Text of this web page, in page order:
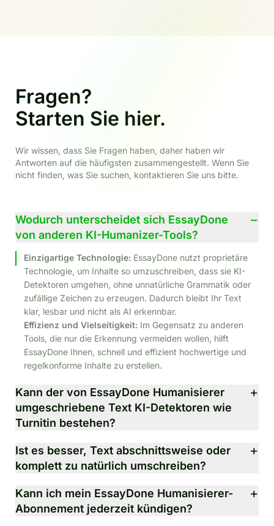
Fragen?
Starten Sie hier.
Wir wissen, dass Sie Fragen haben, daher haben wir
Antworten auf die häufigsten zusammengestellt. Wenn Sie
nicht finden, was Sie suchen, kontaktieren Sie uns bitte.
Wodurch unterscheidet sich EssayDone
von anderen KI-Humanizer-Tools?
−
Einzigartige Technologie: EssayDone nutzt proprietäre
Technologie, um Inhalte so umzuschreiben, dass sie KI-
Detektoren umgehen, ohne unnatürliche Grammatik oder
zufällige Zeichen zu erzeugen. Dadurch bleibt Ihr Text
klar, lesbar und nicht als AI erkennbar.
Effizienz und Vielseitigkeit: Im Gegensatz zu anderen
Tools, die nur die Erkennung vermeiden wollen, hilft
EssayDone Ihnen, schnell und effizient hochwertige und
regelkonforme Inhalte zu erstellen.
Kann der von EssayDone Humanisierer
umgeschriebene Text KI-Detektoren wie
Turnitin bestehen?
+
Ja! Der EssayDone Humanisierer ist darauf optimiert, KI-
Detektoren wie Turnitin, GPTZero und Originality zu
bestehen. Nach einer Umschreibung liegt die Erfolgsquote
bis zu 99 % erreichen, sodass der Text praktisch nicht als
AI erkennbar ist.
Ist es besser, Text abschnittsweise oder
komplett zu natürlich umschreiben?
+
Beide Methoden funktionieren, aber das Umschreiben des
gesamten Dokuments spart Zeit und reduziert Copy-
Paste-Arbeit. Für beste Ergebnisse sollten mindestens
Kann ich mein EssayDone Humanisierer-
Abonnement jederzeit kündigen?
+